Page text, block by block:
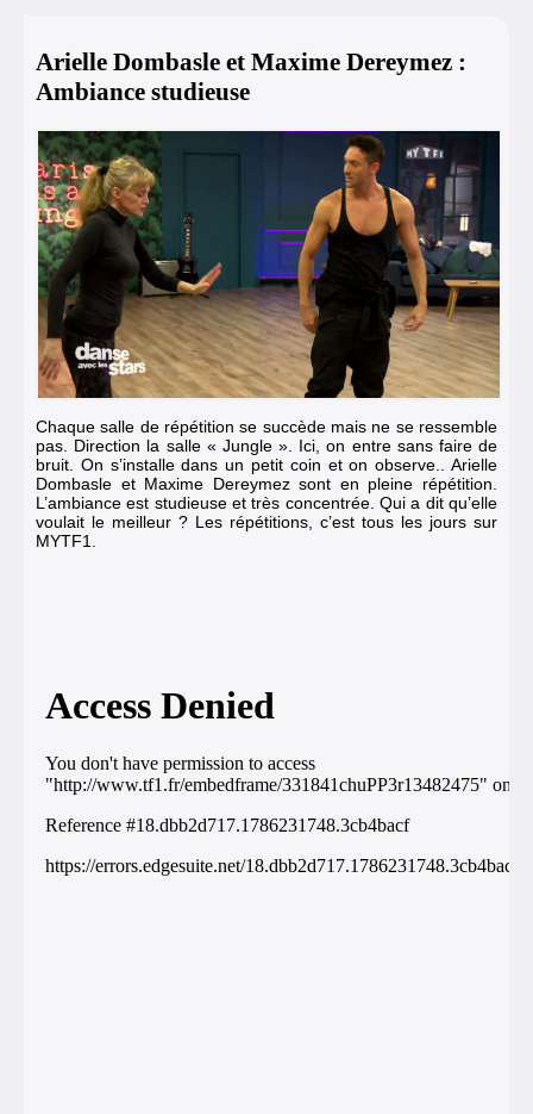
Arielle Dombasle et Maxime Dereymez :
Ambiance studieuse
Chaque salle de répétition se succède mais ne se ressemble
pas. Direction la salle « Jungle ». Ici, on entre sans faire de
bruit. On s’installe dans un petit coin et on observe.. Arielle
Dombasle et Maxime Dereymezsont en pleine répétition.
L’ambiance est studieuse et très concentrée. Qui a dit qu’elle
voulait le meilleur ? Les répétitions, c’est tous les jours sur
MYTF1